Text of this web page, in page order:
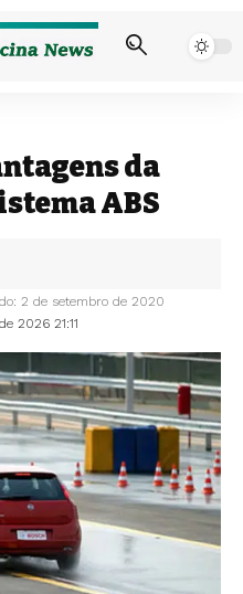
da
ABS
2026 21:11
2 de setembro de 2020